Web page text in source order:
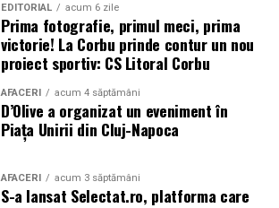
EDITORIAL acum 6 zile
Prima fotografie, primul meci, prima
victorie! La Corbu prinde contur un nou
proiect sportiv: CS Litoral Corbu
AFACERI acum 4 săptămâni
D’Olive a organizat un eveniment în
Piața Unirii din Cluj-Napoca
AFACERI acum 3 săptămâni
S-a lansat Selectat.ro, platforma care